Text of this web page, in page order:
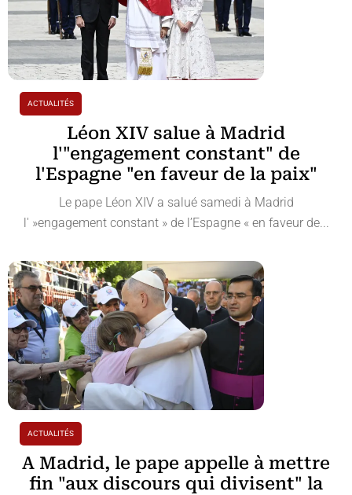
ACTUALITÉS
Léon XIV salue à Madrid
l'"engagement constant" de
l'Espagne "en faveur de la paix"
Le pape Léon XIV a salué samedi à Madrid
l' »engagement constant » de l’Espagne « en faveur de...
ACTUALITÉS
A Madrid, le pape appelle à mettre
fin "aux discours qui divisent" la